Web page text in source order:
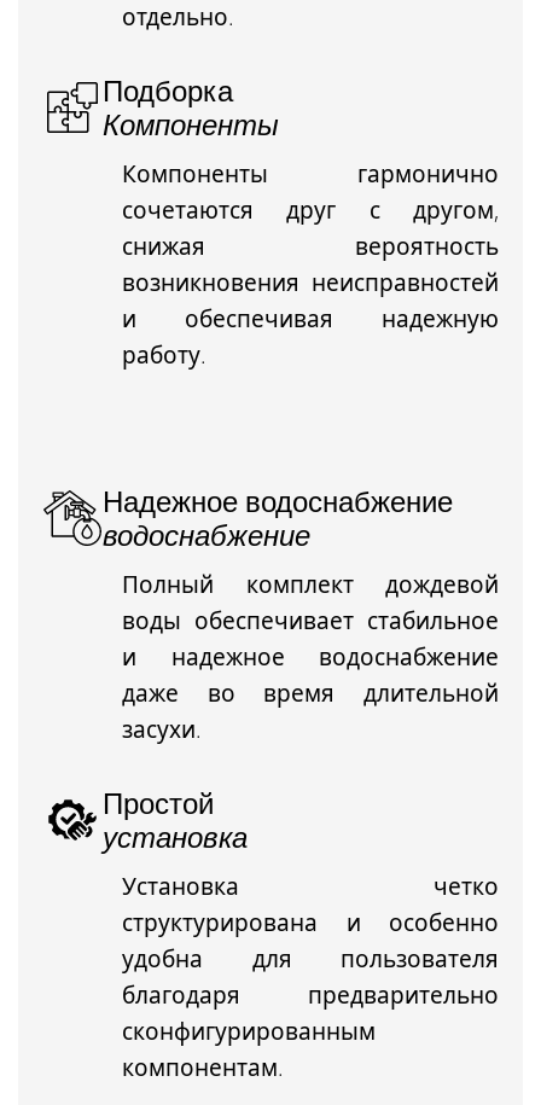
отдельно.
Подборка
Компоненты
Компоненты гармонично
сочетаются друг с другом,
снижая вероятность
возникновения неисправностей
и обеспечивая надежную
работу.
Надежное водоснабжение
водоснабжение
Полный комплект дождевой
воды обеспечивает стабильное
и надежное водоснабжение
даже во время длительной
засухи.
Простой
установка
Установка четко
структурирована и особенно
удобна для пользователя
благодаря предварительно
сконфигурированным
компонентам.